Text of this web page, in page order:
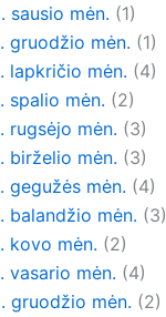
sausio mėn. (1)
gruodžio mėn. (1)
lapkričio mėn. (4)
spalio mėn. (2)
rugsėjo mėn. (3)
birželio mėn. (3)
gegužės mėn. (4)
balandžio mėn. (3)
kovo mėn. (2)
vasario mėn. (4)
gruodžio mėn. (2)